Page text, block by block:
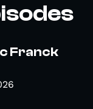
Franck